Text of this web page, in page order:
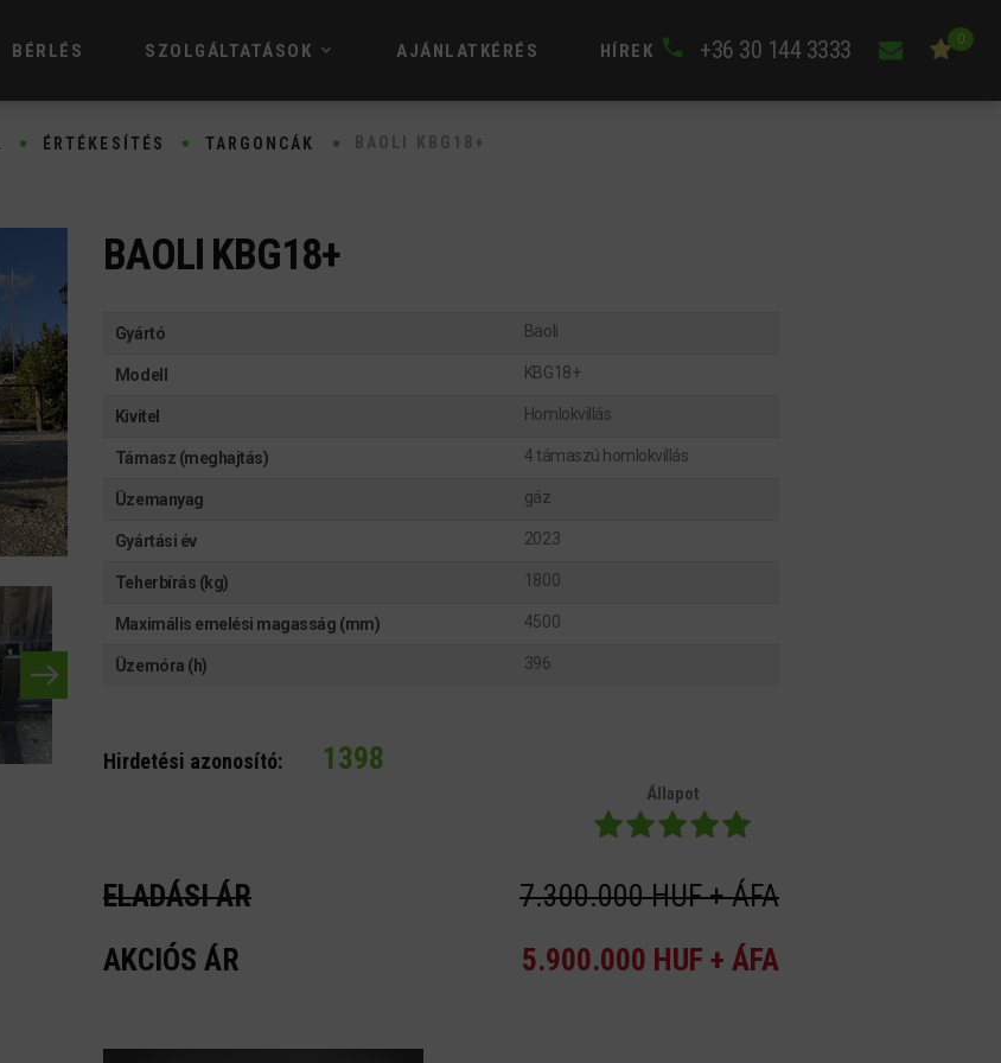
BÉRLÉS SZOLGÁLTATÁSOK AJÁNLATKÉRÉS HÍREK +36 30 144 3333 0
ÉRTÉKESÍTÉS TARGONCÁK BAOLI KBG18+
BAOLI KBG18+
Gyártó Baoli
Modell KBG18+
Kivitel Homlokvillás
Támasz (meghajtás) 4 támaszú homlokvillás
Üzemanyag gáz
Gyártási év 2023
Teherbírás (kg) 1800
Maximális emelési magasság (mm) 4500
Üzemóra (h) 396
Hirdetési azonosító: 1398
Állapot
ELADÁSI ÁR
7.300.000 HUF + ÁFA
AKCIÓS ÁR
5.900.000 HUF + ÁFA